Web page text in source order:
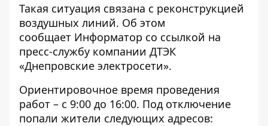
Такая ситуация связана с реконструкцией
воздушных линий. Об этом
сообщает Информатор со ссылкой на
пресс-службу компании ДТЭК
«Днепровские электросети».
Ориентировочное время проведения
работ – с 9:00 до 16:00. Под отключение
попали жители следующих адресов: